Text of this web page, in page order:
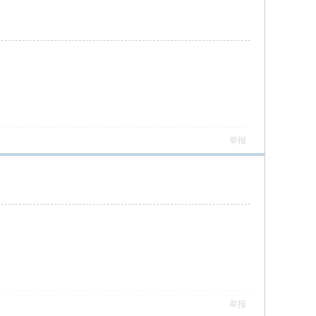
举报
举报